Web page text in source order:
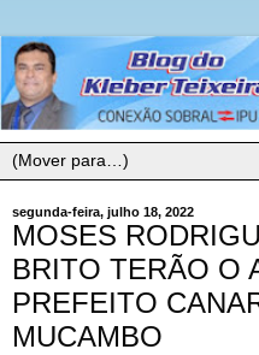
segunda-feira, julho 18, 2022
MOSES
BRITO TERÃO O
PREFEITO
MUCAMBO